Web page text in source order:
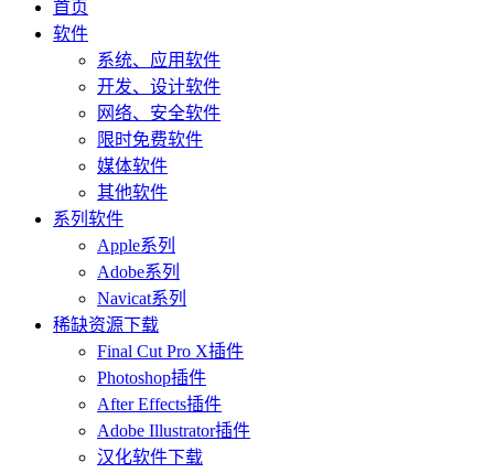
首页
软件
系统、应用软件
开发、设计软件
网络、安全软件
限时免费软件
媒体软件
其他软件
系列软件
Apple系列
Adobe系列
Navicat系列
稀缺资源下载
Final Cut Pro X插件
Photoshop插件
After Effects插件
Adobe Illustrator插件
汉化软件下载